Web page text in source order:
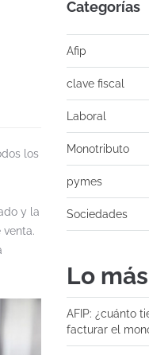
los
y la
Categorías
Afip
clave fiscal
Laboral
Monotributo
pymes
Sociedades
Lo
AFIP: ¿cuánto
facturar el